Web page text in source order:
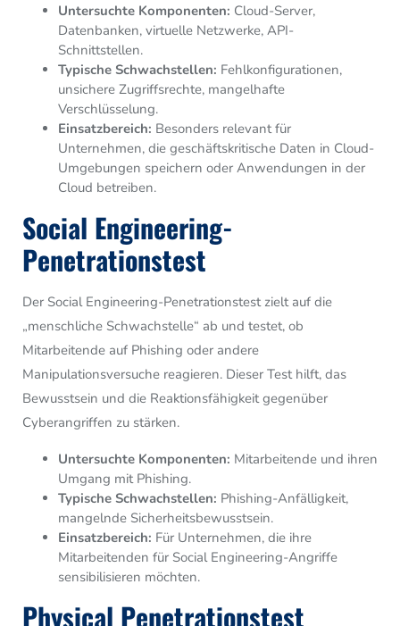
Untersuchte Komponenten: Cloud-Server,
Datenbanken, virtuelle Netzwerke, API-
Schnittstellen.
Typische Schwachstellen: Fehlkonfigurationen,
unsichere Zugriffsrechte, mangelhafte
Verschlüsselung.
Einsatzbereich: Besonders relevant für
Unternehmen, die geschäftskritische Daten in Cloud-
Umgebungen speichern oder Anwendungen in der
Cloud betreiben.
Social Engineering-
Penetrationstest
Der Social Engineering-Penetrationstest zielt auf die
„menschliche Schwachstelle“ ab und testet, ob
Mitarbeitende auf Phishing oder andere
Manipulationsversuche reagieren. Dieser Test hilft, das
Bewusstsein und die Reaktionsfähigkeit gegenüber
Cyberangriffen zu stärken.
Untersuchte Komponenten: Mitarbeitende und ihren
Umgang mit Phishing.
Typische Schwachstellen: Phishing-Anfälligkeit,
mangelnde Sicherheitsbewusstsein.
Einsatzbereich: Für Unternehmen, die ihre
Mitarbeitenden für Social Engineering-Angriffe
sensibilisieren möchten.
Physical Penetrationstest